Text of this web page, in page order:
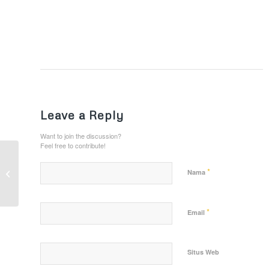
Leave a Reply
Want to join the discussion?
Feel free to contribute!
Nama *
Email *
Situs Web